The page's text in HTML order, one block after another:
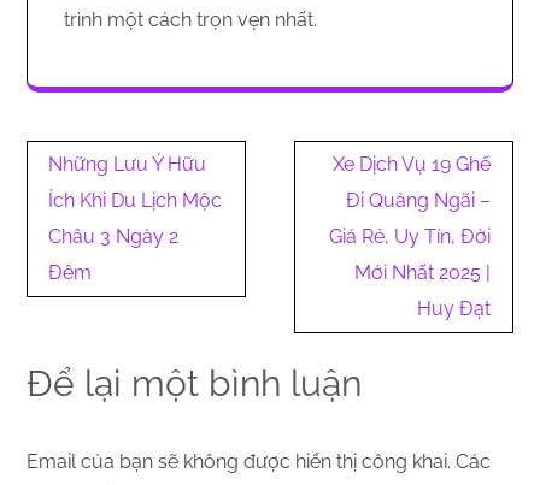
trình một cách trọn vẹn nhất.
Điều
hướng
bài
viết
Những Lưu Ý Hữu
Ích Khi Du Lịch Mộc
Châu 3 Ngày 2
Đêm
Xe Dịch Vụ 19 Ghế
Đi Quảng Ngãi –
Giá Rẻ, Uy Tín, Đời
Mới Nhất 2025 |
Huy Đạt
Để lại một bình luận
Email của bạn sẽ không được hiển thị công khai. Các